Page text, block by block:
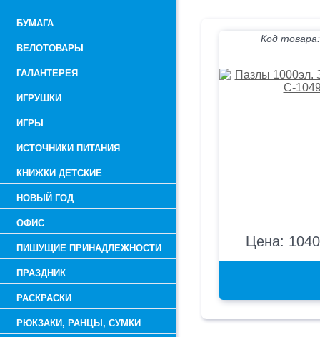
БУМАГА
ВЕЛОТОВАРЫ
ГАЛАНТЕРЕЯ
ИГРУШКИ
ИГРЫ
ИСТОЧНИКИ ПИТАНИЯ
КНИЖКИ ДЕТСКИЕ
НОВЫЙ ГОД
ОФИС
ПИШУЩИЕ ПРИНАДЛЕЖНОСТИ
ПРАЗДНИК
РАСКРАСКИ
РЮКЗАКИ, РАНЦЫ, СУМКИ
Код
Цена: